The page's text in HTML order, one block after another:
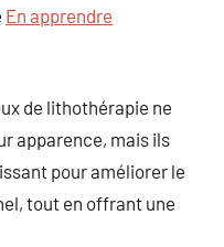
En apprendre
de lithothérapie ne
apparence, mais ils
pour améliorer le
tout en offrant une